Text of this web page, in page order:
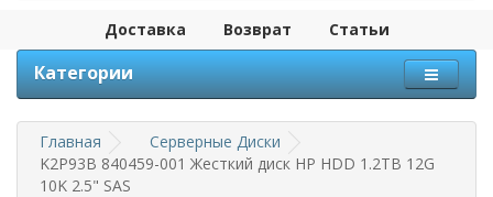
Доставка Возврат Статьи
Категории
Главная
Серверные Диски
K2P93B 840459-001 Жесткий диск HP HDD 1.2TB 12G
10K 2.5" SAS